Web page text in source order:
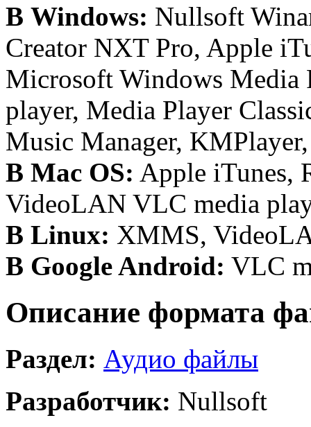
В Windows: Nullsoft
Creator NXT Pro, Apple
Microsoft Windows Media
player, Media Player
Music Manager,
В Mac OS: Apple iTunes,
VideoLAN VLC media
В Linux: XMMS,
В Google Android: VLC
Описание формата
Раздел: Аудио файлы
Разработчик: Nullsoft